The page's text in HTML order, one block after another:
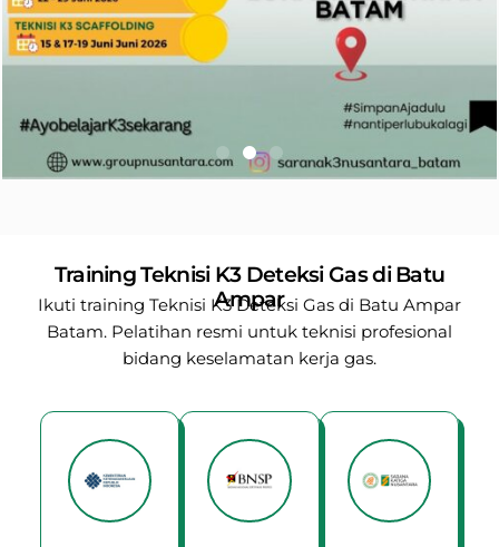
Training Teknisi K3 Deteksi Gas di Batu
Ampar
Ikuti training Teknisi K3 Deteksi Gas di Batu Ampar
Batam. Pelatihan resmi untuk teknisi profesional
bidang keselamatan kerja gas.